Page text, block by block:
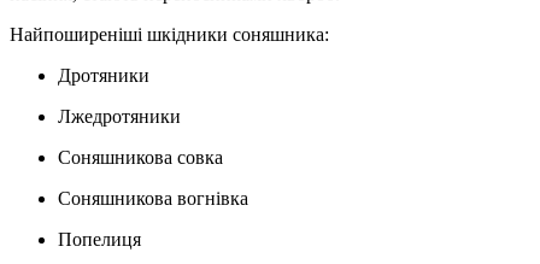
Найпоширеніші шкідники соняшника:
Дротяники
Лжедротяники
Соняшникова совка
Соняшникова вогнівка
Попелиця